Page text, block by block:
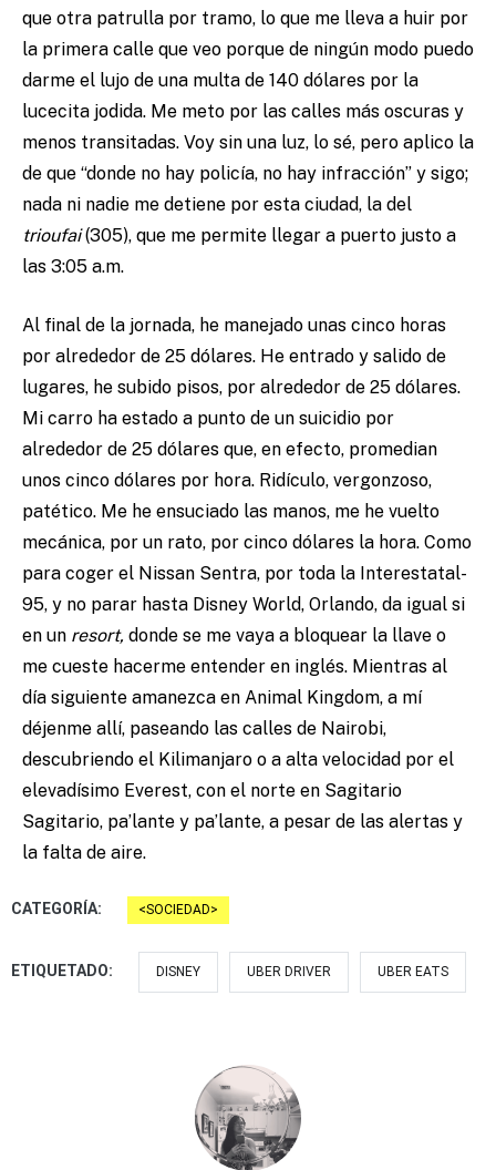
que otra patrulla por tramo, lo que me lleva a huir por
la primera calle que veo porque de ningún modo puedo
darme el lujo de una multa de 140 dólares por la
lucecita jodida. Me meto por las calles más oscuras y
menos transitadas. Voy sin una luz, lo sé, pero aplico la
de que “donde no hay policía, no hay infracción” y sigo;
nada ni nadie me detiene por esta ciudad, la del
trioufai(305), que me permite llegar a puerto justo a
las 3:05 a.m.
Al final de la jornada, he manejado unas cinco horas
por alrededor de 25 dólares. He entrado y salido de
lugares, he subido pisos, por alrededor de 25 dólares.
Mi carro ha estado a punto de un suicidio por
alrededor de 25 dólares que, en efecto, promedian
unos cinco dólares por hora. Ridículo, vergonzoso,
patético. Me he ensuciado las manos, me he vuelto
mecánica, por un rato, por cinco dólares la hora. Como
para coger el Nissan Sentra, por toda la Interestatal-
95, y no parar hasta Disney World, Orlando, da igual si
en un resort, donde se me vaya a bloquear la llave o
me cueste hacerme entender en inglés. Mientras al
día siguiente amanezca en Animal Kingdom, a mí
déjenme allí, paseando las calles de Nairobi,
descubriendo el Kilimanjaro o a alta velocidad por el
elevadísimo Everest, con el norte en Sagitario
Sagitario, pa’lante y pa’lante, a pesar de las alertas y
la falta de aire.
CATEGORÍA: SOCIEDAD
ETIQUETADO: DISNEY UBER DRIVER UBER EATS